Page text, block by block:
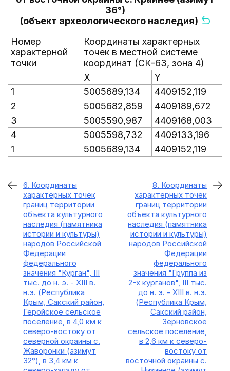
36°)
(объект археологического наследия)
Номер
характерной
точки
Координаты характерных
точек в местной системе
координат (СК-63, зона 4)
X
Y
1
5005689,134
4409152,119
2
5005682,859
4409189,672
3
5005590,987
4409168,003
4
5005598,732
4409133,196
1
5005689,134 4409152,119
6. Координаты
характерных точек
границ территории
объекта культурного
наследия (памятника
истории и культуры)
народов Российской
Федерации
федерального
значения "Курган", III
тыс. до н. э. - XIII в.
н.э. (Республика
Крым, Сакский район,
Геройское сельское
поселение, в 4,0 км к
северо-востоку от
северной окраины с.
Жаворонки (азимут
32°), в 3,4 км к
8. Координаты
характерных точек
границ территории
объекта культурного
наследия (памятника
истории и культуры)
народов Российской
Федерации
федерального
значения "Группа из
2-х курганов", III тыс.
до н. э. - XIII в. н.э.
(Республика Крым,
Сакский район,
Зерновское
сельское поселение,
в 2,6 км к северо-
востоку от
восточной окраины с.